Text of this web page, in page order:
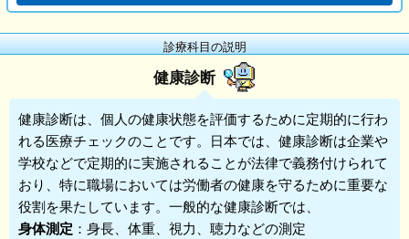
診療科目の説明
健康診断
健康診断は、個人の健康状態を評価するために定期的に行わ
れる医療チェックのことです。日本では、健康診断は企業や
学校などで定期的に実施されることが法律で義務付けられて
おり、特に職場においては労働者の健康を守るために重要な
役割を果たしています。一般的な健康診断では、
身体測定 ：身長、体重、視力、聴力などの測定